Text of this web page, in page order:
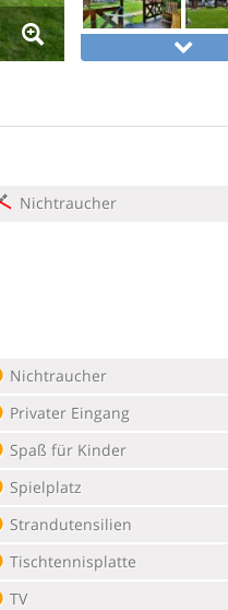
Nichtraucher
Nichtraucher
Privater Eingang
Spaß für Kinder
Spielplatz
Strandutensilien
Tischtennisplatte
TV